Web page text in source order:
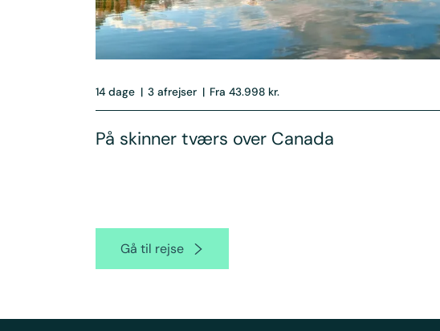
14 dage | 3 afrejser | Fra 43.998 kr.
På skinner tværs over Canada
Gå til rejse